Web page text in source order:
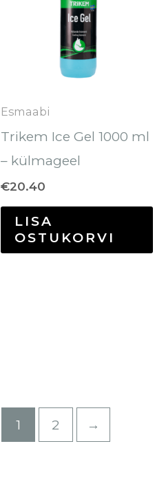
Esmaabi
Trikem Ice Gel 1000 ml
– külmageel
€20.40
LISA
OSTUKORVI
1 2 →